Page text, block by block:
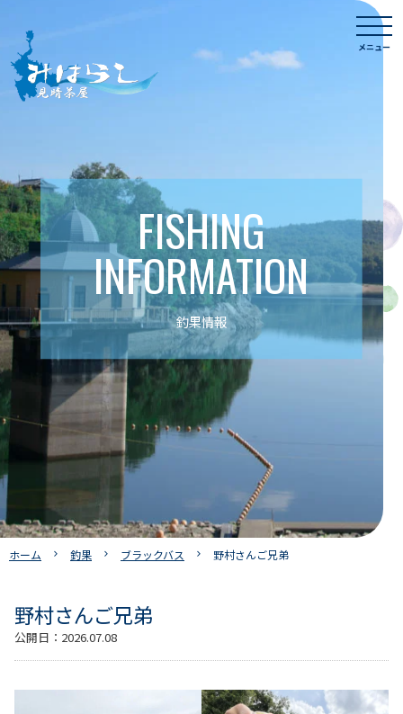
content
メニュー
FISHING
INFORMATION
釣果情報
ホーム 釣果 ブラックバス 野村さんご兄弟
野村さんご兄弟
公開日： 2026.07.08